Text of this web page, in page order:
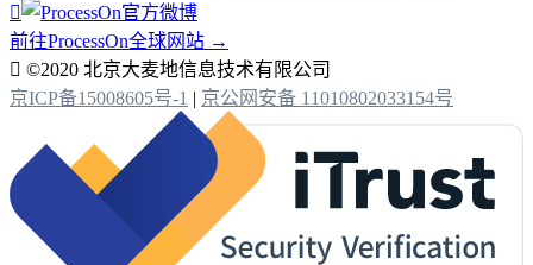

前往ProcessOn全球网站 →
 ©2020 北京大麦地信息技术有限公司
京ICP备15008605号-1 | 京公网安备 11010802033154号